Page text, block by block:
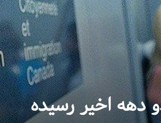
دهه اخیر رسیده